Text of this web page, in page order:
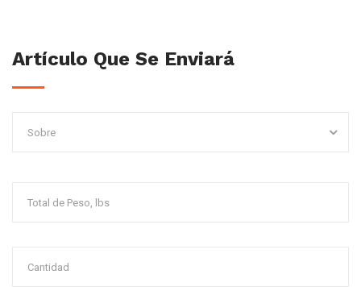
Artículo Que Se Enviará